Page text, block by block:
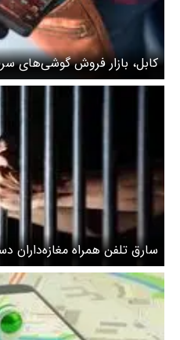
کابل، بازار فروش گوشی‌های
سارق تلفن همراه مغازه‌داران